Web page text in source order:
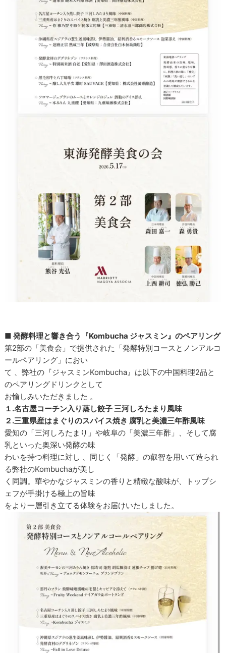
■ 発酵料理と響き合う『Kombucha ジャスミン』のペアリング
第2部の「美食会」で提供された「発酵特別コースとノンアルコ
ールペアリング」におい
て 、弊社の『ジャスミンKombucha』は以下の中国料理2品と
のペアリングドリンクとして
お愉しみいただきました 。
１.名古屋コーチン入り蒸し餃子 三河しろたまり風味
２.三重県産はまぐりのスパイス焼き 腐乳と美濃三年酢風味
愛知の「三河しろたまり」や岐阜の「美濃三年酢」、そして腐
乳といった奥深い発酵の味
わいを持つ料理に対し 、同じく「発酵」の叡智を用いて造られ
る弊社のKombuchaが美し
く同調。華やかなジャスミンの香りと精緻な酸味が、トップシ
ェフが手掛ける極上の旨味
をより一層引き立てる体験をお届けいたしました。